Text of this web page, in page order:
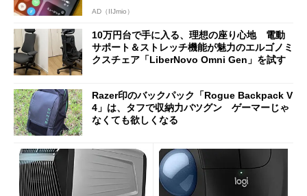
AD（IIJmio）
10万円台で手に入る、理想の座り心地 電動
サポート＆ストレッチ機能が魅力のエルゴノミ
クスチェア「LiberNovo Omni Gen」を試す
Razer印のバックパック「Rogue Backpack V
4」は、タフで収納力バツグン ゲーマーじゃ
なくても欲しくなる